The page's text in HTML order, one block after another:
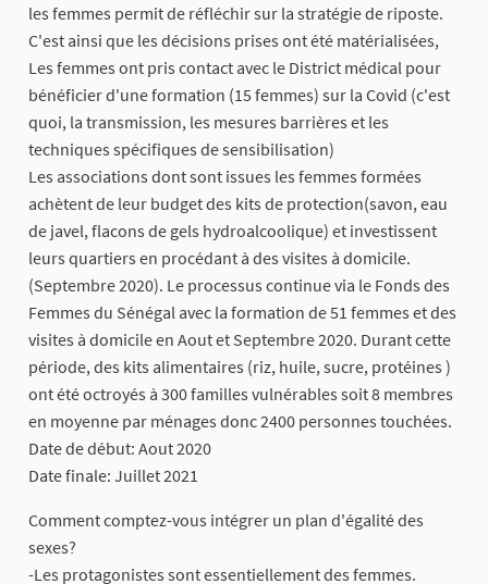
les femmes permit de réfléchir sur la stratégie de riposte.
C'est ainsi que les décisions prises ont été matérialisées,
Les femmes ont pris contact avec le District médical pour
bénéficier d'une formation (15 femmes) sur la Covid (c'est
quoi, la transmission, les mesures barrières et les
techniques spécifiques de sensibilisation)
Les associations dont sont issues les femmes formées
achètent de leur budget des kits de protection(savon, eau
de javel, flacons de gels hydroalcoolique) et investissent
leurs quartiers en procédant à des visites à domicile.
(Septembre 2020). Le processus continue via le Fonds des
Femmes du Sénégal avec la formation de 51 femmes et des
visites à domicile en Aout et Septembre 2020. Durant cette
période, des kits alimentaires (riz, huile, sucre, protéines )
ont été octroyés à 300 familles vulnérables soit 8 membres
en moyenne par ménages donc 2400 personnes touchées.
Date de début: Aout 2020
Date finale: Juillet 2021
Comment comptez-vous intégrer un plan d'égalité des
sexes?
-Les protagonistes sont essentiellement des femmes.